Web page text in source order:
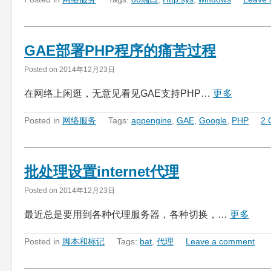
GAE部署PHP程序的痛苦过程
Posted on 2014年12月23日
在网络上闲逛，无意见看见GAE支持PHP… 更多
Posted in 网络服务 Tags: appengine GAE Google PHP 2
批处理设置internet代理
Posted on 2014年12月23日
最近总是要用到各种代理服务器，各种切换，… 更多
Posted in 脚本和标记 Tags: bat 代理 Leave a comment